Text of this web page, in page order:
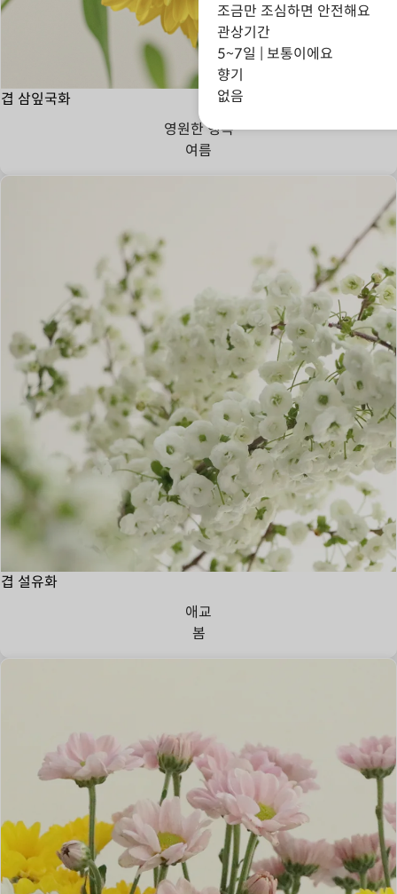
겹 삼잎국화
영원한 행복
여름
겹 설유화
애교
봄
빛나는
조금만 조심하면 안전해요
관상기간
5~7일 | 보통이에요
향기
없음